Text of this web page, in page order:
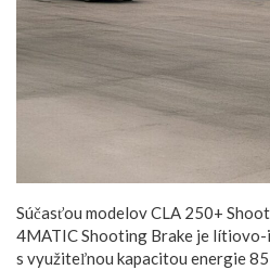
Súčasťou modelov CLA 250+
4MATIC Shooting Brake je
s využiteľnou kapacitou energie 85